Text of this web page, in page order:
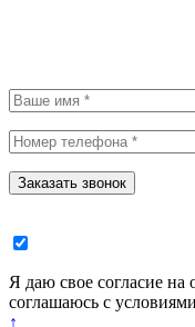
Заказать звонок
Я даю свое согласие
соглашаюсь с
↑